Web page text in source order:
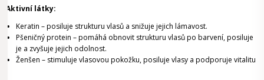
Aktivní látky:
Keratin – posiluje strukturu vlasů a snižuje jejich lámavost.
Pšeničný protein – pomáhá obnovit strukturu vlasů po barvení, posiluje
je a zvyšuje jejich odolnost.
Ženšen – stimuluje vlasovou pokožku, posiluje vlasy a podporuje vitalitu